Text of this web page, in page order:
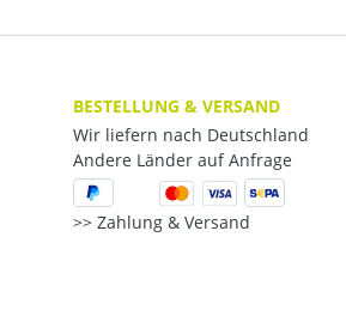
BESTELLUNG & VERSAND
Wir liefern nach Deutschland
Andere Länder auf Anfrage
Zahlung & Versand